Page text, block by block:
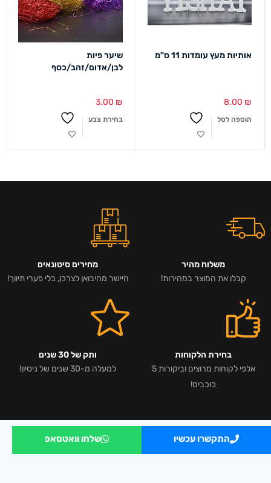
אותיות מעץ עומדות 11 ס"מ
8.00 ₪
הוספה לסל
שיער פיות
לבן/אדום/זהב/כסף
3.00 ₪
בחירת צבע
משלוח מהיר
קבלו את המוצר במהירות!
מחירים סיטונאים
היישר מהיבואן לצרכן, בלי פערי תיווך!
בחירת הלקוחות
אלפי לקוחות מרוצים וביקורות 5
כוכבים!
ותק של 30 שנים
למעלה מ-30 שנים של ניסיון!
התקשרו עכשיו שלחו וואטסאפ